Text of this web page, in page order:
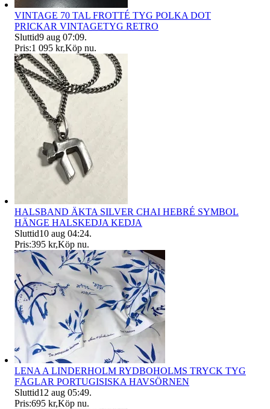
VINTAGE 70 TAL FROTTÉ TYG POLKA DOT
PRICKAR VINTAGETYG RETRO
Sluttid9 aug 07:09.
Pris:1 095 kr,Köp nu.
HALSBAND ÄKTA SILVER CHAI HEBRÉ SYMBOL
HÄNGE HALSKEDJA KEDJA
Sluttid10 aug 04:24.
Pris:395 kr,Köp nu.
LENA A LINDERHOLM RYDBOHOLMS TRYCK TYG
FÅGLAR PORTUGISISKA HAVSÖRNEN
Sluttid12 aug 05:49.
Pris:695 kr,Köp nu.